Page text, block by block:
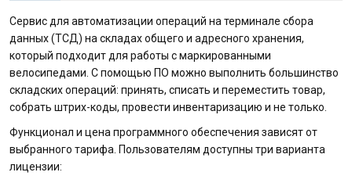
Сервис для автоматизации операций на терминале сбора
данных (ТСД) на складах общего и адресного хранения,
который подходит для работы с маркированными
велосипедами. С помощью ПО можно выполнить большинство
складских операций: принять, списать и переместить товар,
собрать штрих-коды, провести инвентаризацию и не только.
Функционал и цена программного обеспечения зависят от
выбранного тарифа. Пользователям доступны три варианта
лицензии: